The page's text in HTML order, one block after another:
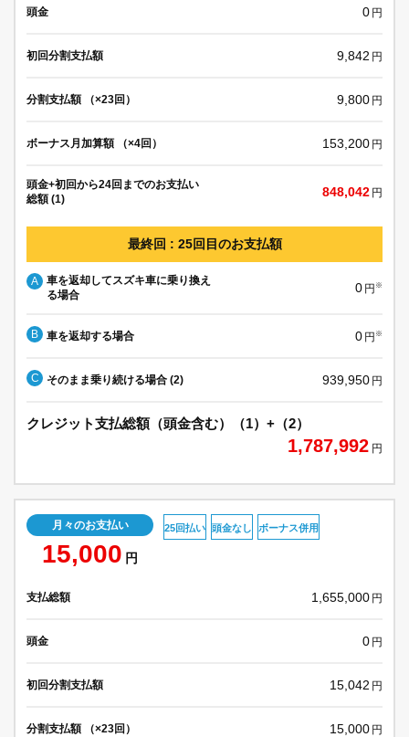
頭金 0 円
初回分割支払額 9,842 円
分割支払額 （×23回） 9,800 円
ボーナス月加算額 （×4回） 153,200 円
頭金+初回から24回までのお支払い
総額 (1)
848,042 円
最終回 : 25回目のお支払額
A
車を返却してスズキ車に乗り換え
る場合
0 円 ※
B 車を返却する場合 0 円 ※
C そのまま乗り続ける場合 (2) 939,950 円
クレジット支払総額（頭金含む）（1）+（2）
1,787,992 円
月々のお支払い
15,000 円
25回払い 頭金なし ボーナス併用
支払総額 1,655,000 円
頭金 0 円
初回分割支払額 15,042 円
分割支払額 （×23回） 15,000 円